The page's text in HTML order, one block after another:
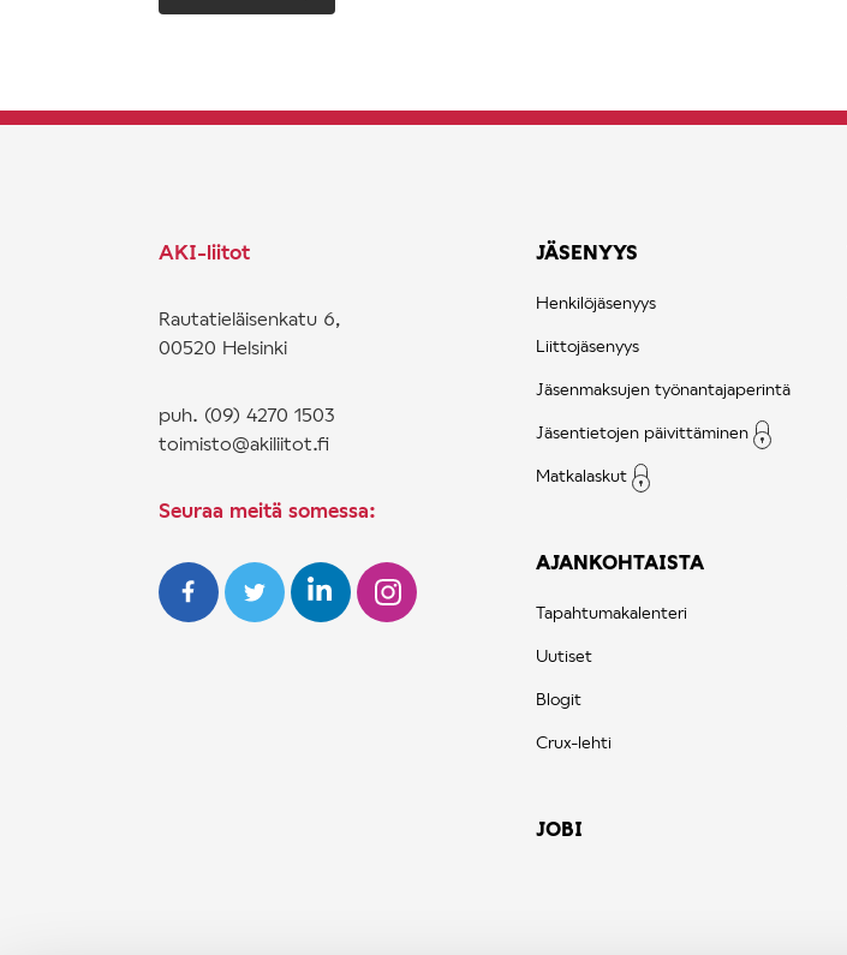
AKI-liitot
Rautatieläisenkatu 6,
00520 Helsinki
puh. (09) 4270 1503
toimisto@akiliitot.fi
Seuraa meitä somessa:
JÄSENYYS
Henkilöjäsenyys
Liittojäsenyys
Jäsenmaksujen työnantajaperintä
Jäsentietojen päivittäminen
Matkalaskut
AJANKOHTAISTA
Tapahtumakalenteri
Uutiset
Blogit
Crux-lehti
JOBI